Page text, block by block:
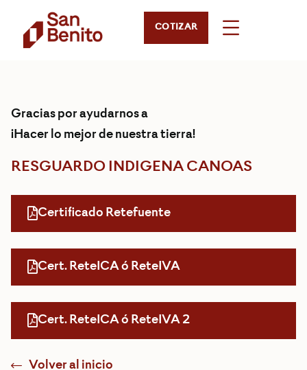
COTIZAR
Gracias por ayudarnos a
¡Hacer lo mejor de nuestra tierra!
RESGUARDO INDIGENA CANOAS
Certificado Retefuente
Cert. ReteICA ó ReteIVA
Cert. ReteICA ó ReteIVA 2
Volver al inicio